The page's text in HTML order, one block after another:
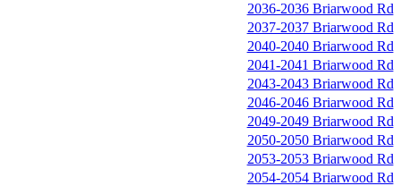
2036-2036 Briarwood Rd
2037-2037 Briarwood Rd
2040-2040 Briarwood Rd
2041-2041 Briarwood Rd
2043-2043 Briarwood Rd
2046-2046 Briarwood Rd
2049-2049 Briarwood Rd
2050-2050 Briarwood Rd
2053-2053 Briarwood Rd
2054-2054 Briarwood Rd